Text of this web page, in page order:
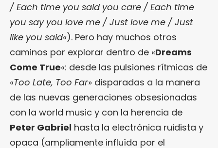
/ Each time you said you care / Each time
you say you love me / Just love me / Just
like you said«). Pero hay muchos otros
caminos por explorar dentro de «Dreams
Come True«: desde las pulsiones rítmicas de
«Too Late, Too Far» disparadas a la manera
de las nuevas generaciones obsesionadas
con la world music y con la herencia de
Peter Gabriel hasta la electrónica ruidista y
opaca (ampliamente influída por el